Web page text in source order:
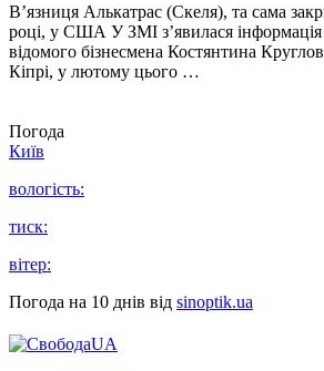
В’язниця Алькатрас (Скеля), та сама
році, у США У ЗМІ з’явилася
відомого бізнесмена Костянтина
Кіпрі, у лютому цього …
Погода
Київ
вологість:
тиск:
вітер:
Погода на 10 днів від sinoptik.ua